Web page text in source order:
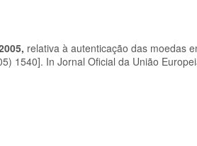
relativa à autenticação das moedas
1540]. In Jornal Oficial da União